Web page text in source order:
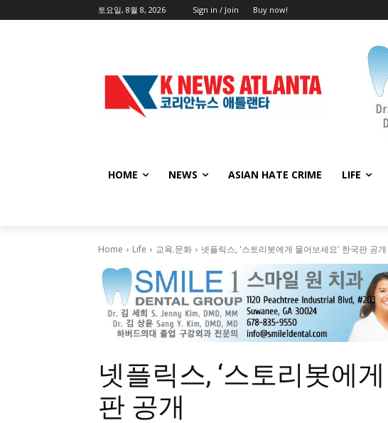
토요일, 8월 8, 2026 Sign in / Join Buy now!
HOME NEWS ASIAN HATE CRIME LIFE
Home Life 교육.문화 넷플릭스, '스토리봇에게 물어보세요' 한국판 공개
넷플릭스, ‘스토리봇에
판 공개